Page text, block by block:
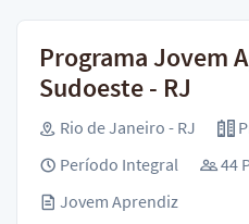
Programa Jovem
Sudoeste - RJ
Rio de Janeiro - RJ
Período Integral
44
Jovem Aprendiz